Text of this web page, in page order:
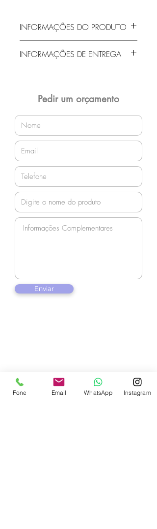
INFORMAÇÕES DO PRODUTO
INFORMAÇÕES DE ENTREGA
orçamento!Pedir um orçamento
Enviar
Fone Email WhatsApp Instagram